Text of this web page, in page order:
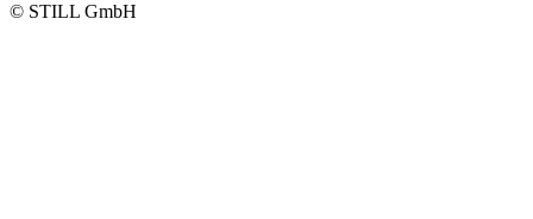
© STILL GmbH